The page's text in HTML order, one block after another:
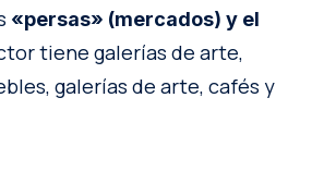
«persas» (mercados) y el
tiene galerías de arte,
galerías de arte, cafés y